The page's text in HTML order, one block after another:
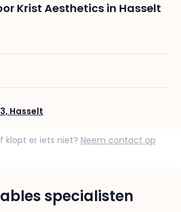
Krist Aesthetics in Hasselt
Hasselt
klopt er iets niet? Neem contact op
specialisten